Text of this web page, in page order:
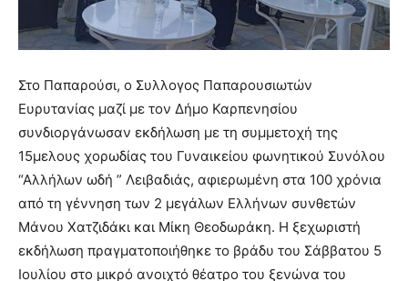
Στο Παπαρούσι, ο Συλλογος Παπαρουσιωτών
Ευρυτανίας μαζί με τον Δήμο Καρπενησίου
συνδιοργάνωσαν εκδήλωση με τη συμμετοχή της
15μελους χορωδίας του Γυναικείου φωνητικού Συνόλου
“Αλλήλων ωδή ” Λειβαδιάς, αφιερωμένη στα 100 χρόνια
από τη γέννηση των 2 μεγάλων Ελλήνων συνθετών
Μάνου Χατζιδάκι και Μίκη Θεοδωράκη. Η ξεχωριστή
εκδήλωση πραγματοποιήθηκε το βράδυ του Σάββατου 5
Ιουλίου στο μικρό ανοιχτό θέατρο του ξενώνα του